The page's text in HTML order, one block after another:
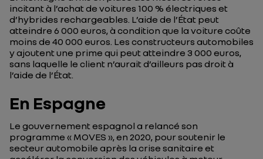
incitant à l’achat de voitures 100 % électriques et
d’hybrides rechargeables. L’aide de l’État peut
atteindre 6 000 euros, à condition que la voiture coûte
moins de 40 000 euros. Les constructeurs automobiles
y ajoutent une prime qui peut atteindre 3 000 euros,
sans laquelle le client n’aurait d’ailleurs pas droit à
l’aide de l’État.
En Espagne
Le gouvernement espagnol a relancé son
programme « MOVES », en 2020, pour soutenir le
secteur automobile après la crise sanitaire et